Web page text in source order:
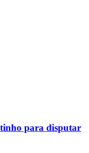
para disputar